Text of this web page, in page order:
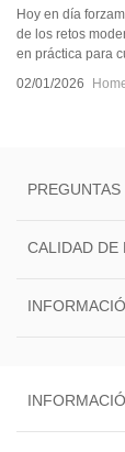
Hoy en día
de los retos
en práctica para
02/01/2026
CALIDAD DE